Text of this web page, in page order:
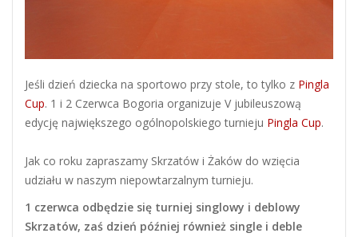
Jeśli dzień dziecka na sportowo przy stole, to tylko z Pingla
Cup. 1 i 2 Czerwca Bogoria organizuje V jubileuszową
edycję największego ogólnopolskiego turnieju Pingla Cup.
Jak co roku zapraszamy Skrzatów i Żaków do wzięcia
udziału w naszym niepowtarzalnym turnieju.
1 czerwca odbędzie się turniej singlowy i deblowy
Skrzatów, zaś dzień później również single i deble